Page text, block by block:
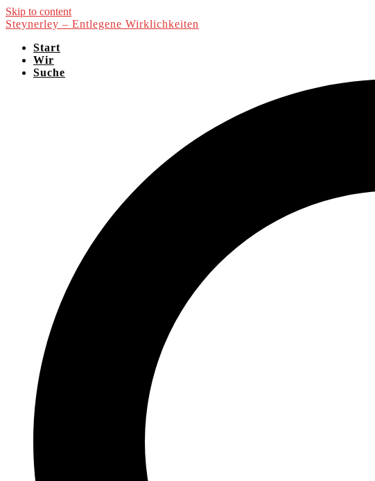
Skip to content
Steynerley – Entlegene Wirklichkeiten
Start
Wir
Suche